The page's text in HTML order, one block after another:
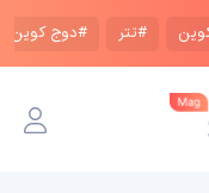
#تتر #دوج کوین